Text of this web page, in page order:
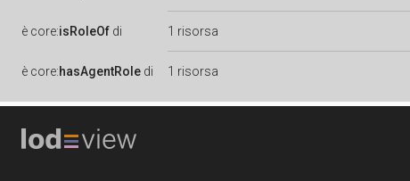
è core:isRoleOf di 1 risorsa
è core:hasAgentRole di 1 risorsa